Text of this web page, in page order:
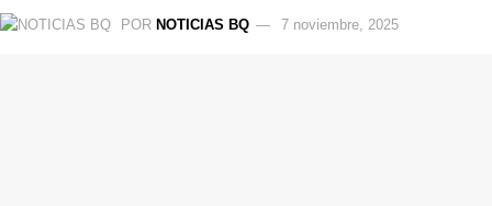
POR NOTICIAS BQ 7 noviembre, 2025